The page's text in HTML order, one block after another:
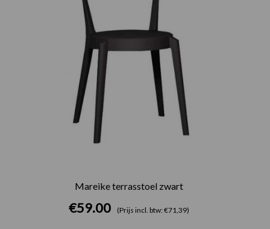
Mareike terrasstoel zwart
€59.00 (Prijs incl. btw: €71,39)